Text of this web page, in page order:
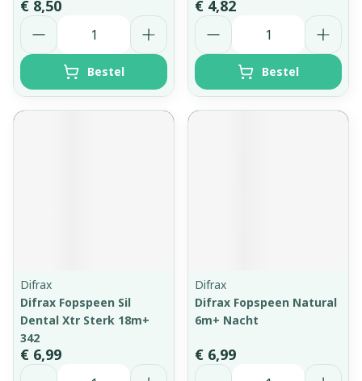
€ 8,50
Aantal
Bestel
€ 4,82
Aantal
Bestel
Difrax
Difrax Fopspeen Sil
Dental Xtr Sterk 18m+
342
€ 6,99
Aantal
Difrax
Difrax Fopspeen Natural
6m+ Nacht
€ 6,99
Aantal